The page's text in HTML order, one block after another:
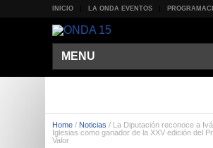
INICIO LA ONDA EVENTOS
MENU
Home / Noticias / La Diputación reconoce a
Iglesias como ganador de la XXV edición del
Valor